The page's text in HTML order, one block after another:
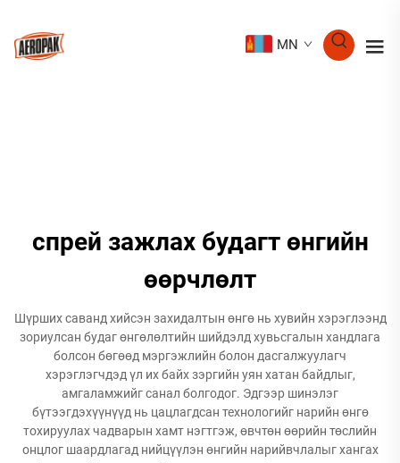
MN
спрей зажлах будагт өнгийн
өөрчлөлт
Шүрших саванд хийсэн захидалтын өнгө нь хувийн хэрэглээнд
зориулсан будаг өнгөлөлтийн шийдэлд хувьсгалын хандлага
болсон бөгөөд мэргэжлийн болон дасгалжуулагч
хэрэглэгчдэд үл их байх зэргийн уян хатан байдлыг,
амгаламжийг санал болгодог. Эдгээр шинэлэг
бүтээгдэхүүнүүд нь цацлагдсан технологийг нарийн өнгө
тохируулах чадварын хамт нэгтгэж, өвчтөн өөрийн төслийн
онцлог шаардлагад нийцүүлэн өнгийн нарийвчлалыг хангах